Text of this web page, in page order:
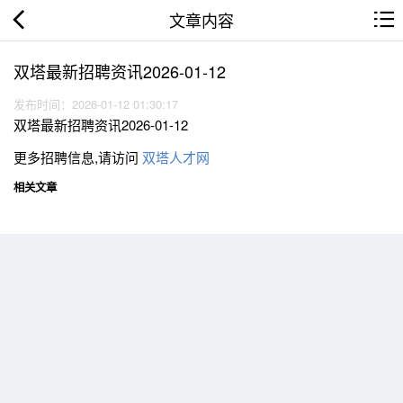
文章内容
双塔最新招聘资讯2026-01-12
发布时间：2026-01-12 01:30:17
双塔最新招聘资讯2026-01-12
更多招聘信息,请访问 双塔人才网
相关文章